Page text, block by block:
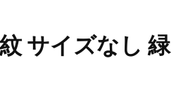
中川政七商店のものづくり 日本の暮らし
サイズなし 緑